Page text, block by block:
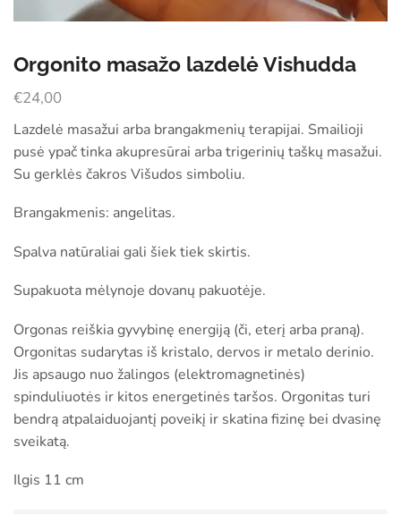
Orgonito masažo lazdelė Vishudda
€24,00
Lazdelė masažui arba brangakmenių terapijai. Smailioji
pusė ypač tinka akupresūrai arba trigerinių taškų masažui.
Su gerklės čakros Višudos simboliu.
Brangakmenis: angelitas.
Spalva natūraliai gali šiek tiek skirtis.
Supakuota mėlynoje dovanų pakuotėje.
Orgonas reiškia gyvybinę energiją (či, eterį arba praną).
Orgonitas sudarytas iš kristalo, dervos ir metalo derinio.
Jis apsaugo nuo žalingos (elektromagnetinės)
spinduliuotės ir kitos energetinės taršos. Orgonitas turi
bendrą atpalaiduojantį poveikį ir skatina fizinę bei dvasinę
sveikatą.
Ilgis 11 cm